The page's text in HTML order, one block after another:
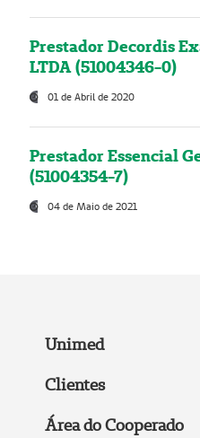
Prestador Decordis
LTDA (51004346-0)
01 de Abril de 2020
Prestador Essencial
(51004354-7)
04 de Maio de 2021
Unimed
Clientes
Área do Cooperado